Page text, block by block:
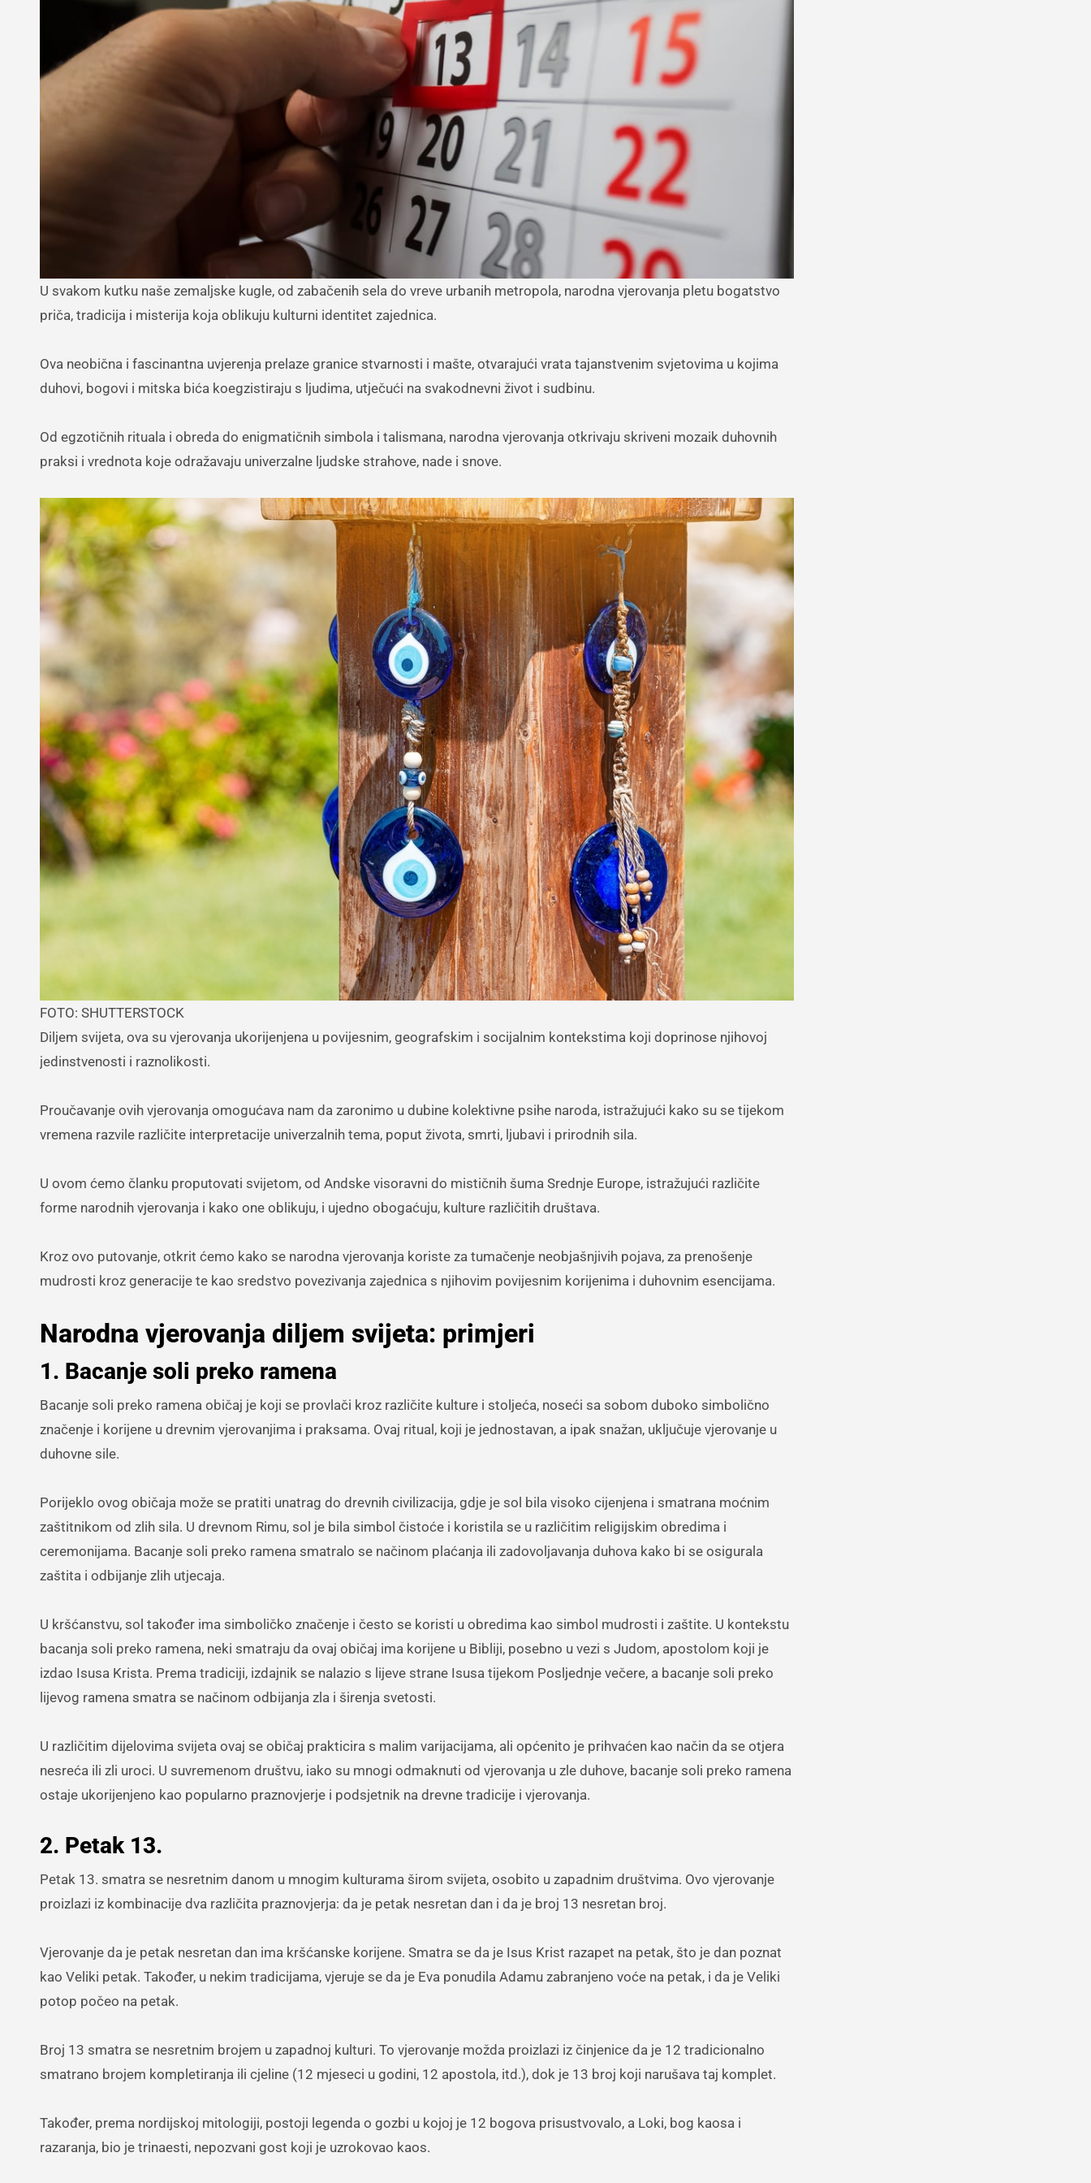
U svakom kutku naše zemaljske kugle, od zabačenih sela do vreve urbanih metropola, narodna vjerovanja pletu bogatstvo
priča, tradicija i misterija koja oblikuju kulturni identitet zajednica.
Ova neobična i fascinantna uvjerenja prelaze granice stvarnosti i mašte, otvarajući vrata tajanstvenim svjetovima u kojima
duhovi, bogovi i mitska bića koegzistiraju s ljudima, utječući na svakodnevni život i sudbinu.
Od egzotičnih rituala i obreda do enigmatičnih simbola i talismana, narodna vjerovanja otkrivaju skriveni mozaik duhovnih
praksi i vrednota koje odražavaju univerzalne ljudske strahove, nade i snove.
FOTO: SHUTTERSTOCK
Diljem svijeta, ova su vjerovanja ukorijenjena u povijesnim, geografskim i socijalnim kontekstima koji doprinose njihovoj
jedinstvenosti i raznolikosti.
Proučavanje ovih vjerovanja omogućava nam da zaronimo u dubine kolektivne psihe naroda, istražujući kako su se tijekom
vremena razvile različite interpretacije univerzalnih tema, poput života, smrti, ljubavi i prirodnih sila.
U ovom ćemo članku proputovati svijetom, od Andske visoravni do mističnih šuma Srednje Europe, istražujući različite
forme narodnih vjerovanja i kako one oblikuju, i ujedno obogaćuju, kulture različitih društava.
Kroz ovo putovanje, otkrit ćemo kako se narodna vjerovanja koriste za tumačenje neobjašnjivih pojava, za prenošenje
mudrosti kroz generacije te kao sredstvo povezivanja zajednica s njihovim povijesnim korijenima i duhovnim esencijama.
Narodna vjerovanja diljem svijeta: primjeri
1. Bacanje soli preko ramena
Bacanje soli preko ramena običaj je koji se provlači kroz različite kulture i stoljeća, noseći sa sobom duboko simbolično
značenje i korijene u drevnim vjerovanjima i praksama. Ovaj ritual, koji je jednostavan, a ipak snažan, uključuje vjerovanje u
duhovne sile.
Porijeklo ovog običaja može se pratiti unatrag do drevnih civilizacija, gdje je sol bila visoko cijenjena i smatrana moćnim
zaštitnikom od zlih sila. U drevnom Rimu, sol je bila simbol čistoće i koristila se u različitim religijskim obredima i
ceremonijama. Bacanje soli preko ramena smatralo se načinom plaćanja ili zadovoljavanja duhova kako bi se osigurala
zaštita i odbijanje zlih utjecaja.
U kršćanstvu, sol također ima simboličko značenje i često se koristi u obredima kao simbol mudrosti i zaštite. U kontekstu
bacanja soli preko ramena, neki smatraju da ovaj običaj ima korijene u Bibliji, posebno u vezi s Judom, apostolom koji je
izdao Isusa Krista. Prema tradiciji, izdajnik se nalazio s lijeve strane Isusa tijekom Posljednje večere, a bacanje soli preko
lijevog ramena smatra se načinom odbijanja zla i širenja svetosti.
U različitim dijelovima svijeta ovaj se običaj prakticira s malim varijacijama, ali općenito je prihvaćen kao način da se otjera
nesreća ili zli uroci. U suvremenom društvu, iako su mnogi odmaknuti od vjerovanja u zle duhove, bacanje soli preko ramena
ostaje ukorijenjeno kao popularno praznovjerje i podsjetnik na drevne tradicije i vjerovanja.
2. Petak 13.
Petak 13. smatra se nesretnim danom u mnogim kulturama širom svijeta, osobito u zapadnim društvima. Ovo vjerovanje
proizlazi iz kombinacije dva različita praznovjerja: da je petak nesretan dan i da je broj 13 nesretan broj.
Vjerovanje da je petak nesretan dan ima kršćanske korijene. Smatra se da je Isus Krist razapet na petak, što je dan poznat
kao Veliki petak. Također, u nekim tradicijama, vjeruje se da je Eva ponudila Adamu zabranjeno voće na petak, i da je Veliki
potop počeo na petak.
Broj 13 smatra se nesretnim brojem u zapadnoj kulturi. To vjerovanje možda proizlazi iz činjenice da je 12 tradicionalno
smatrano brojem kompletiranja ili cjeline (12 mjeseci u godini, 12 apostola, itd.), dok je 13 broj koji narušava taj komplet.
Također, prema nordijskoj mitologiji, postoji legenda o gozbi u kojoj je 12 bogova prisustvovalo, a Loki, bog kaosa i
razaranja, bio je trinaesti, nepozvani gost koji je uzrokovao kaos.